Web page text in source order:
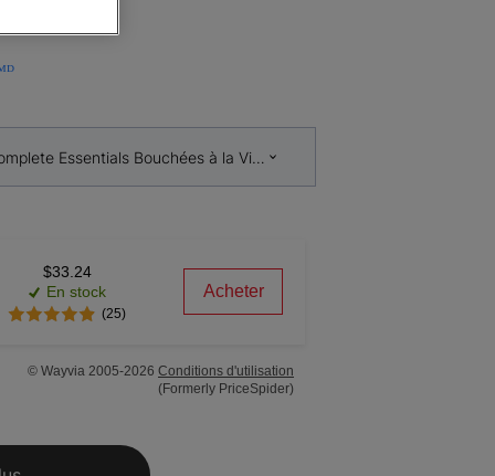
Essentials Bouchées à la Viande Formule Poulet et Riz
$33.24
En stock
(25)
Acheter
© Wayvia 2005-2026 Conditions d'utilisation
(Formerly PriceSpider)